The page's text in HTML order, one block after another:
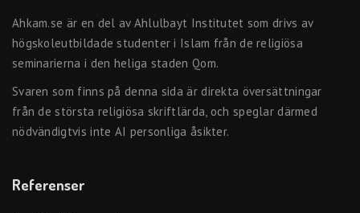
Ahkam.se är en del av Ahlulbayt Institutet som drivs av
högskoleutbildade studenter i Islam från de religiösa
seminarierna i den heliga staden Qom.
Svaren som finns på denna sida är direkta översättningar
från de största religiösa skriftlärda, och speglar därmed
nödvändigtvis inte AI personliga åsikter.
Referenser